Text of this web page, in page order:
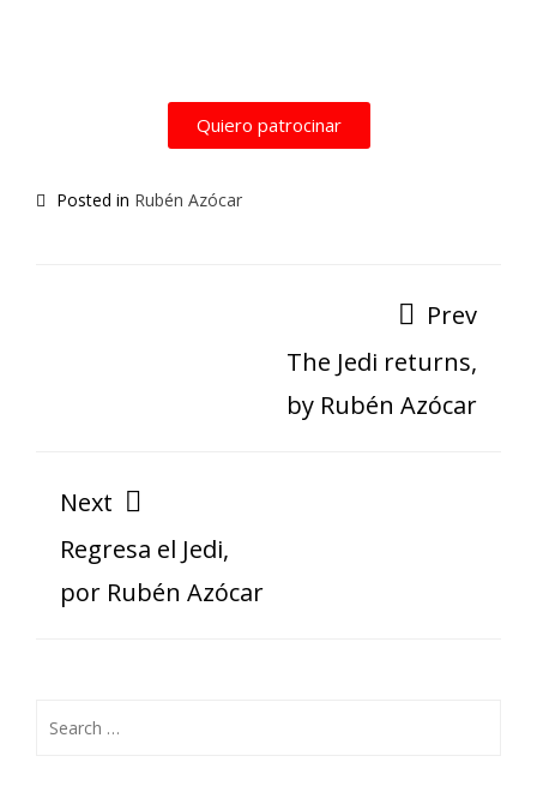
Quiero patrocinar
Posted in Rubén Azócar
Prev
The Jedi returns,
by Rubén Azócar
Next
Regresa el Jedi,
por Rubén Azócar